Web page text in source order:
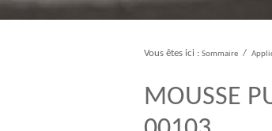
Vous êtes ici : Sommaire /
MOUSSE